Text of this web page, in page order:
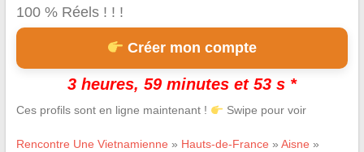
100 % Réels ! ! !
Créer mon compte
3 heures, 59 minutes et 53 s *
Ces profils sont en ligne maintenant ! Swipe pour voir
Rencontre Une Vietnamienne » Hauts-de-France » Aisne »